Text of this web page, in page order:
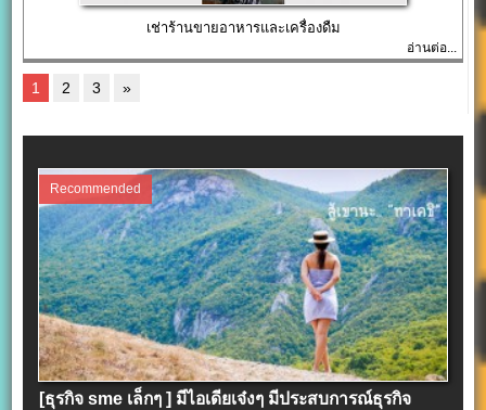
เช่าร้านขายอาหารและเครื่องดืม
อ่านต่อ...
1 2 3 »
Recommended
[ธุรกิจ sme เล็กๆ ] มีไอเดียเจ๋งๆ มีประสบการณ์ธุรกิจ